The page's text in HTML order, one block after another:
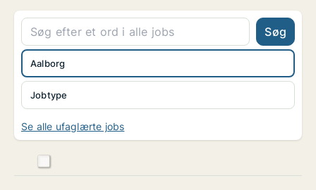
Søg
Jobtype
Aalborg
Se alle ufaglærte jobs